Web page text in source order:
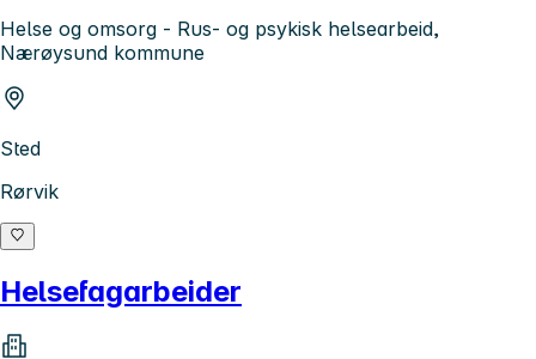
Helse og omsorg - Rus- og psykisk helsearbeid,
Nærøysund kommune
Sted
Rørvik
Helsefagarbeider